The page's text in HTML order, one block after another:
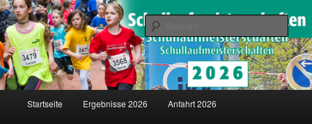
Schullaufmeisterschaften
Saarländische Schullaufmeisterschaften in Merzig
Zum
Startseite Ergebnisse 2026 Anfahrt 2026